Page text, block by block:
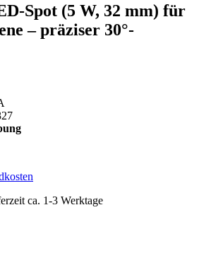
Spot (5 W, 32 mm) für
– präziser 30°-
ca. 1-3 Werktage